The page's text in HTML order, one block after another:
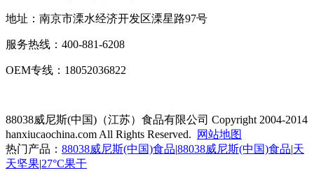
地址：南京市溧水经济开发区溧星路97号
服务热线：400-881-6208
OEM专线：18052036822
88038威尼斯(中国)（江苏）食品有限公司 Copyright 2004-2014
hanxiucaochina.com All Rights Reserved.
网站地图
热门产品： 88038威尼斯(中国)食品|88038威尼斯(中国)食品|天
天坚果|27°C果干